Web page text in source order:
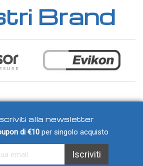
Brand
alla newsletter
di €10 per singolo acquisto
Newsletter: Iscriviti